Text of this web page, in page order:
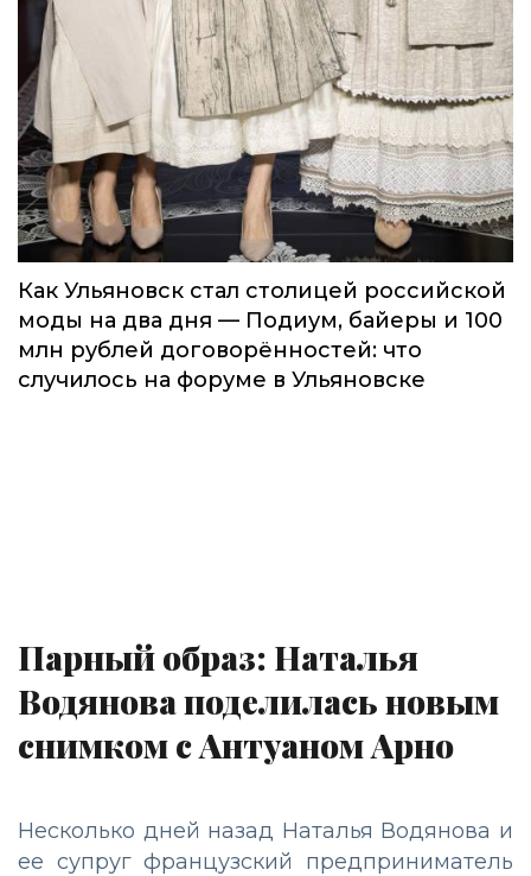
Как Ульяновск стал столицей российской
моды на два дня — Подиум, байеры и 100
млн рублей договорённостей: что
случилось на форуме в Ульяновске
Парный образ: Наталья
Водянова поделилась новым
снимком с Антуаном Арно
Несколько дней назад Наталья Водянова и
ее супруг французский предприниматель